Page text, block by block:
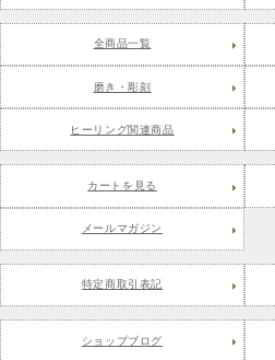
全商品一覧
磨き・彫刻
ヒーリング関連商品
カートを見る
メールマガジン
特定商取引表記
ショップブログ